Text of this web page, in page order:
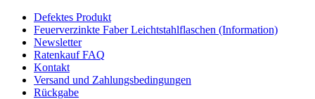
Defektes Produkt
Feuerverzinkte Faber Leichtstahlflaschen (Information)
Newsletter
Ratenkauf FAQ
Kontakt
Versand und Zahlungsbedingungen
Rückgabe